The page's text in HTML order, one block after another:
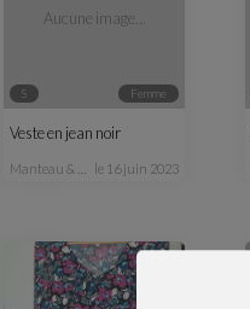
Aucune image...
S femme
Veste en jean noir
manteau & veste le 16 juin 2023